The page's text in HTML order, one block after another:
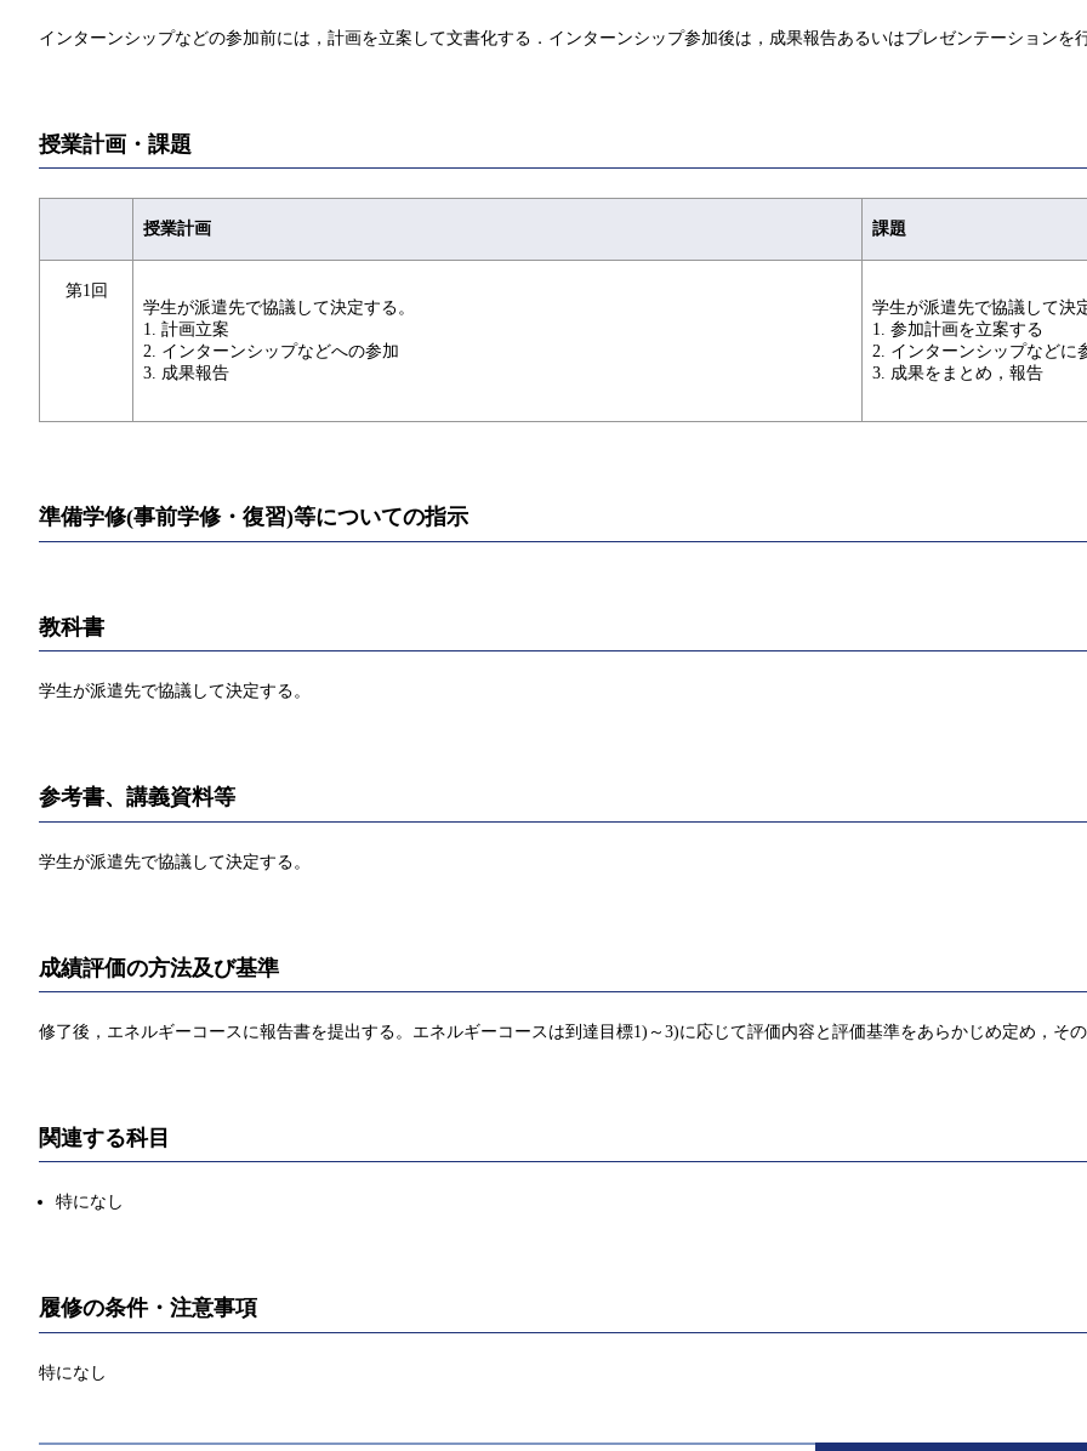
インターンシップなどの参加前には，計画を立案して文書化する．インターンシップ参加後は，成果報告あるいはプレゼンテーションを
授業計画・課題
授業計画 課題
第1回
学生が派遣先で協議して決定する。
1. 計画立案
2. インターンシップなどへの参加
3. 成果報告
学生が派遣先で協議して決
1. 参加計画を立案する
2. インターンシップなどに
3. 成果をまとめ，報告
準備学修(事前学修・復習)等についての指示
教科書
学生が派遣先で協議して決定する。
参考書、講義資料等
学生が派遣先で協議して決定する。
成績評価の方法及び基準
修了後，エネルギーコースに報告書を提出する。エネルギーコースは到達目標1)～3)に応じて評価内容と評価基準をあらかじめ定め，その
関連する科目
特になし
履修の条件・注意事項
特になし